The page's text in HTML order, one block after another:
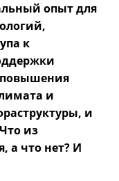
опыт для
к
и
и
из
а что нет? И